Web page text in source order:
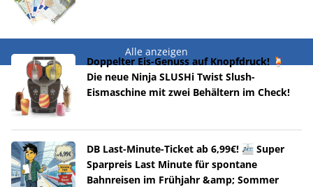
Alle anzeigen
Doppelter Eis-Genuss auf Knopfdruck! 🍹
Die neue Ninja SLUSHi Twist Slush-
Eismaschine mit zwei Behältern im Check!
DB Last-Minute-Ticket ab 6,99€! 🚈 Super
Sparpreis Last Minute für spontane
Bahnreisen im Frühjahr &amp; Sommer